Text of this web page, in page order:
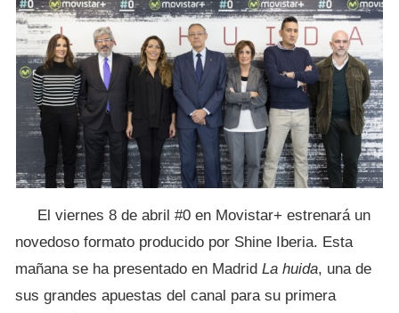
El viernes 8 de abril #0 en Movistar+ estrenará un
novedoso formato producido por Shine Iberia. Esta
mañana se ha presentado en Madrid La huida, una de
sus grandes apuestas del canal para su primera